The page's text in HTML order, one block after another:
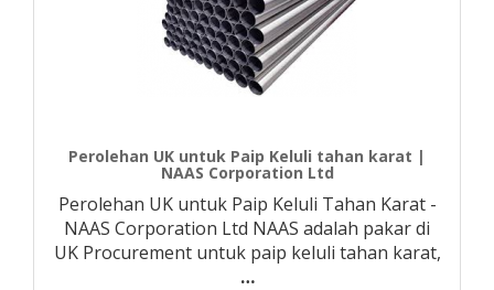
Perolehan UK untuk Paip Keluli tahan karat |
NAAS Corporation Ltd
Perolehan UK untuk Paip Keluli Tahan Karat -
NAAS Corporation Ltd NAAS adalah pakar di
UK Procurement untuk paip keluli tahan karat,
…